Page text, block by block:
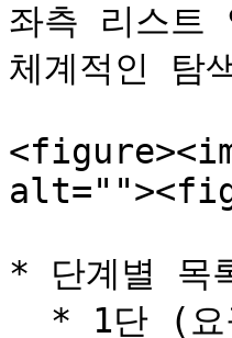
좌측 리스트
체계적인 탐
* 단계별 목